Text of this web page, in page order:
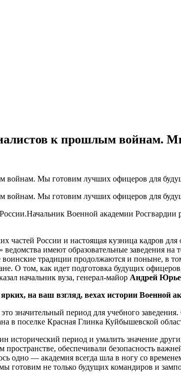
к прошлым войнам.
Военной академии Росгвардии
России и настоящая кузница кадров
имеют образовательные заведения
традиции продолжаются и поныне, в
О том, как идет подготовка будущих
начальник вуза, генерал-майор Андрей
на ваш взгляд, вехах истории Военной
значительный период для учебного
в поселке Красная Глинка Куйбышевской
исторический период и умалить значение
обеспечивали безопасность
одно — академия всегда шла в ногу со
готовим не только будущих командиров и